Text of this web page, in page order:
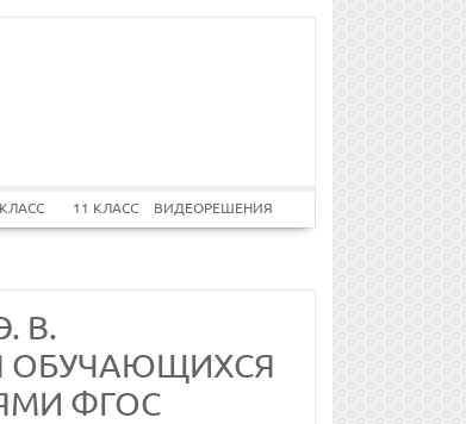
11 КЛАСС ВИДЕОРЕШЕНИЯ
В.
ОБУЧАЮЩИХСЯ
ФГОС